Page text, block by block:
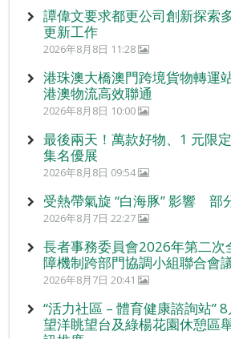
譚偉文要求都更公司創新探索
更新工作
2026年8月8日 11:28
港珠澳大橋澳門跨境貨物轉運
港澳物流高效聯通
2026年8月8日 10:00
最後兩天！萬款好物、1 元限
集名優展
2026年8月8日 09:54
受熱帶氣旋 “白海豚” 影響 部
2026年8月7日 22:27
長者事務委員會2026年第二次
障機制跨部門協調小組聯合會
2026年8月7日 20:41
“活力社區 – 體育健康諮詢站”
望洋眺望台及綠楊花園休憩區